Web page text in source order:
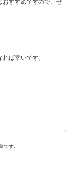
おすすめですので、ぜ
ば幸いです。
です。